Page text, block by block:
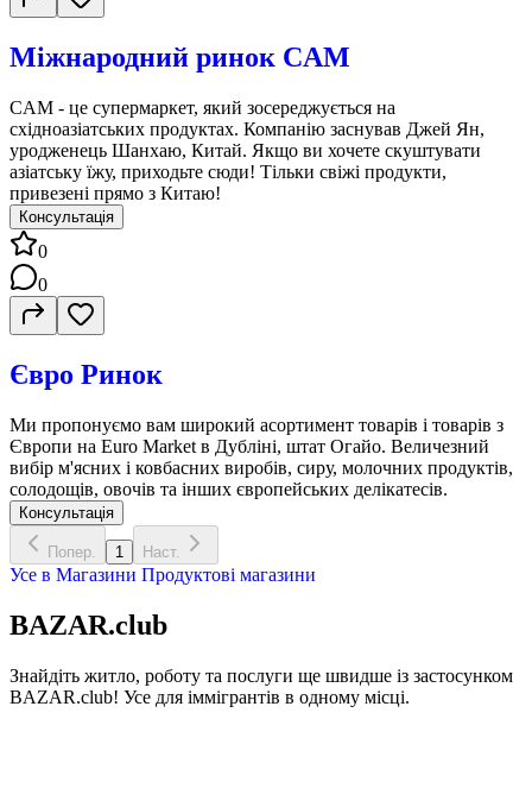
Міжнародний ринок CAM
CAM - це супермаркет, який зосереджується на
східноазіатських продуктах. Компанію заснував Джей Ян,
уродженець Шанхаю, Китай. Якщо ви хочете скуштувати
азіатську їжу, приходьте сюди! Тільки свіжі продукти,
привезені прямо з Китаю!
Консультація
0
0
Євро Ринок
Ми пропонуємо вам широкий асортимент товарів і товарів з
Європи на Euro Market в Дубліні, штат Огайо. Величезний
вибір м'ясних і ковбасних виробів, сиру, молочних продуктів,
солодощів, овочів та інших європейських делікатесів.
Консультація
Попер. 1 Наст.
Усе в Магазини Продуктові магазини
BAZAR.club
Знайдіть житло, роботу та послуги ще швидше із застосунком
BAZAR.club! Усе для іммігрантів в одному місці.